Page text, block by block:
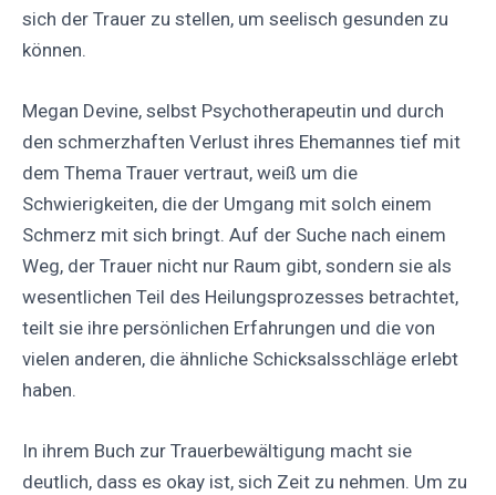
sich der Trauer zu stellen, um seelisch gesunden zu
können.
Megan Devine, selbst Psychotherapeutin und durch
den schmerzhaften Verlust ihres Ehemannes tief mit
dem Thema Trauer vertraut, weiß um die
Schwierigkeiten, die der Umgang mit solch einem
Schmerz mit sich bringt. Auf der Suche nach einem
Weg, der Trauer nicht nur Raum gibt, sondern sie als
wesentlichen Teil des Heilungsprozesses betrachtet,
teilt sie ihre persönlichen Erfahrungen und die von
vielen anderen, die ähnliche Schicksalsschläge erlebt
haben.
In ihrem Buch zur Trauerbewältigung macht sie
deutlich, dass es okay ist, sich Zeit zu nehmen. Um zu